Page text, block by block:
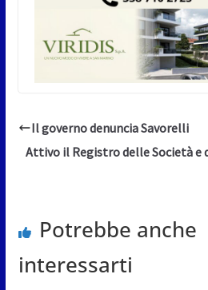
Il governo denuncia Savorelli
Attivo il Registro delle Società e
Potrebbe anche
interessarti